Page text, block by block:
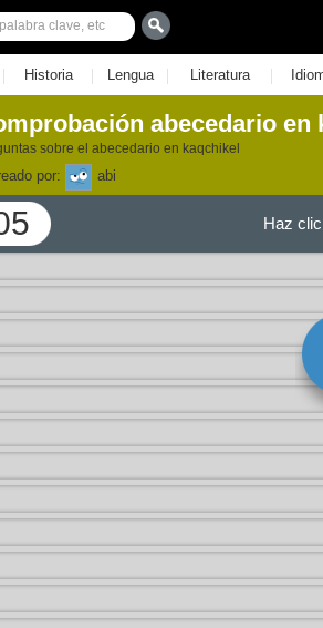
| Historia | Lengua | Literatura |
abecedario en
sobre el abecedario en kaqchikel
por: abi
Haz